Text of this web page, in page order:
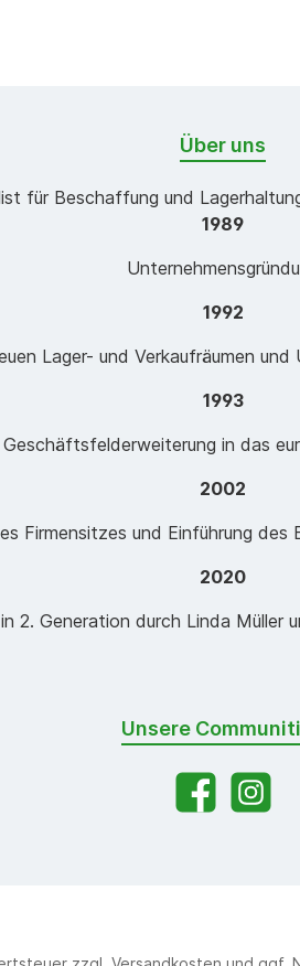
Über uns
für Beschaffung und
1989
1992
Lager- und Verkaufräumen und
1993
Geschäftsfelderweiterung in das
2002
Firmensitzes und Einführung des
2020
2. Generation durch Linda Müller
Unsere